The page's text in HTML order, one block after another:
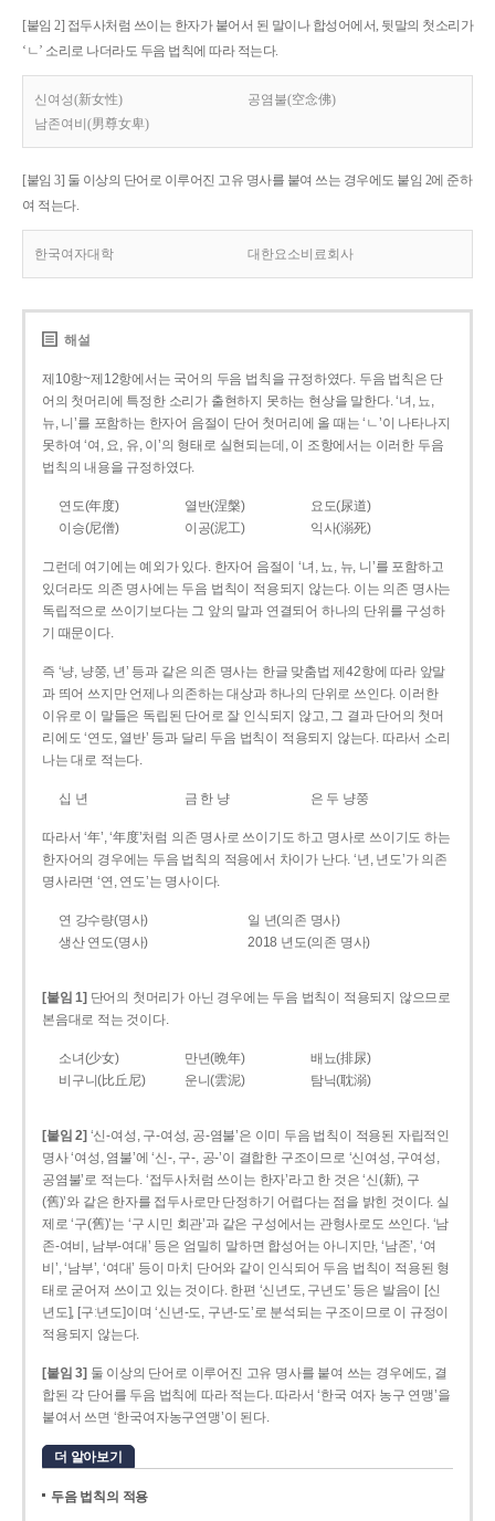
[붙임 2] 접두사처럼 쓰이는 한자가 붙어서 된 말이나 합성어에서, 뒷말의 첫소리가
‘ㄴ’ 소리로 나더라도 두음 법칙에 따라 적는다.
신여성(新女性)
공염불(空念佛)
남존여비(男尊女卑)
[붙임 3] 둘 이상의 단어로 이루어진 고유 명사를 붙여 쓰는 경우에도 붙임 2에 준하
여 적는다.
한국여자대학 대한요소비료회사
해설
제10항~제12항에서는 국어의 두음 법칙을 규정하였다. 두음 법칙은 단
어의 첫머리에 특정한 소리가 출현하지 못하는 현상을 말한다. ‘녀, 뇨,
뉴, 니’를 포함하는 한자어 음절이 단어 첫머리에 올 때는 ‘ㄴ’이 나타나지
못하여 ‘여, 요, 유, 이’의 형태로 실현되는데, 이 조항에서는 이러한 두음
법칙의 내용을 규정하였다.
연도(年度) 열반(涅槃)
요도(尿道)
이승(尼僧)
이공(泥工) 익사(溺死)
그런데 여기에는 예외가 있다. 한자어 음절이 ‘녀, 뇨, 뉴, 니’를 포함하고
있더라도 의존 명사에는 두음 법칙이 적용되지 않는다. 이는 의존 명사는
독립적으로 쓰이기보다는 그 앞의 말과 연결되어 하나의 단위를 구성하
기 때문이다.
즉 ‘냥, 냥쭝, 년’ 등과 같은 의존 명사는 한글 맞춤법 제42항에 따라 앞말
과 띄어 쓰지만 언제나 의존하는 대상과 하나의 단위로 쓰인다. 이러한
이유로 이 말들은 독립된 단어로 잘 인식되지 않고, 그 결과 단어의 첫머
리에도 ‘연도, 열반’ 등과 달리 두음 법칙이 적용되지 않는다. 따라서 소리
나는 대로 적는다.
십 년 금 한 냥 은 두 냥쭝
따라서 ‘年’, ‘年度’처럼 의존 명사로 쓰이기도 하고 명사로 쓰이기도 하는
한자어의 경우에는 두음 법칙의 적용에서 차이가 난다. ‘년, 년도’가 의존
명사라면 ‘연, 연도’는 명사이다.
연 강수량(명사)
일 년(의존 명사)
생산 연도(명사)
2018 년도(의존 명사)
[붙임 1] 단어의 첫머리가 아닌 경우에는 두음 법칙이 적용되지 않으므로
본음대로 적는 것이다.
소녀(少女) 만년(晩年)
배뇨(排尿)
비구니(比丘尼)
운니(雲泥) 탐닉(耽溺)
[붙임 2] ‘신-여성, 구-여성, 공-염불’은 이미 두음 법칙이 적용된 자립적인
명사 ‘여성, 염불’에 ‘신-, 구-, 공-’이 결합한 구조이므로 ‘신여성, 구여성,
공염불’로 적는다. ‘접두사처럼 쓰이는 한자’라고 한 것은 ‘신(新), 구
(舊)’와 같은 한자를 접두사로만 단정하기 어렵다는 점을 밝힌 것이다. 실
제로 ‘구(舊)’는 ‘구 시민 회관’과 같은 구성에서는 관형사로도 쓰인다. ‘남
존­-여비, 남부-­여대’ 등은 엄밀히 말하면 합성어는 아니지만, ‘남존’, ‘여
비’, ‘남부’, ‘여대’ 등이 마치 단어와 같이 인식되어 두음 법칙이 적용된 형
태로 굳어져 쓰이고 있는 것이다. 한편 ‘신년도, 구년도’ 등은 발음이 [신
년도], [구ː년도]이며 ‘신년­-도, 구년-­도’로 분석되는 구조이므로 이 규정이
적용되지 않는다.
[붙임 3] 둘 이상의 단어로 이루어진 고유 명사를 붙여 쓰는 경우에도, 결
합된 각 단어를 두음 법칙에 따라 적는다. 따라서 ‘한국 여자 농구 연맹’을
붙여서 쓰면 ‘한국여자농구연맹’이 된다.
더 알아보기
두음 법칙의 적용